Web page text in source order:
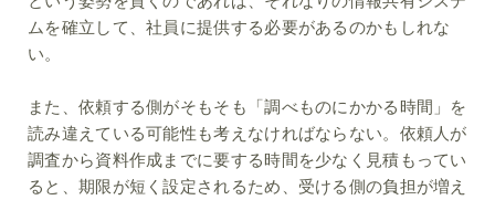
ムを確立して、社員に提供する必要があるのかもしれな
い。
また、依頼する側がそもそも「調べものにかかる時間」を
読み違えている可能性も考えなければならない。依頼人が
調査から資料作成までに要する時間を少なく見積もってい
ると、期限が短く設定されるため、受ける側の負担が増え